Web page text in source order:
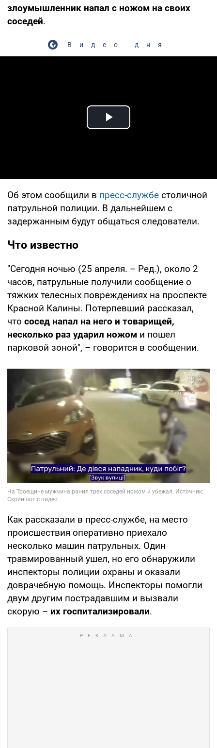
злоумышленник напал с ножом на своих
соседей.
Видео дня
Play Video
Об этом сообщили в пресс-службе столичной
патрульной полиции. В дальнейшем с
задержанным будут общаться следователи.
Что известно
"Сегодня ночью (25 апреля. – Ред.), около 2
часов, патрульные получили сообщение о
тяжких телесных повреждениях на проспекте
Красной Калины. Потерпевший рассказал,
что сосед напал на него и товарищей,
несколько раз ударил ножом и пошел
парковой зоной", – говорится в сообщении.
Как рассказали в пресс-службе, на место
происшествия оперативно приехало
несколько машин патрульных. Один
травмированный ушел, но его обнаружили
инспекторы полиции охраны и оказали
доврачебную помощь. Инспекторы помогли
двум другим пострадавшим и вызвали
скорую – их госпитализировали.